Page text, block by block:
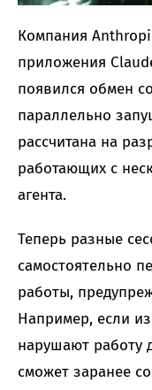
Компания
приложения
появился обмен
параллельно
рассчитана на
работающих с
агента.
Теперь разные
самостоятельно
работы,
Например, если
нарушают работу
сможет заранее